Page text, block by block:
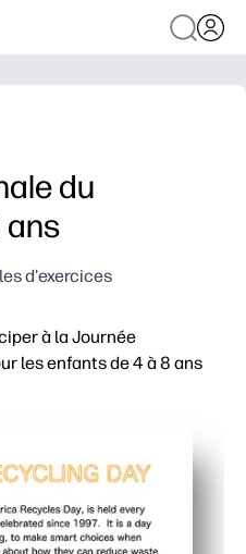
du
ans
d'exercices
à la Journée
les enfants de 4 à 8 ans